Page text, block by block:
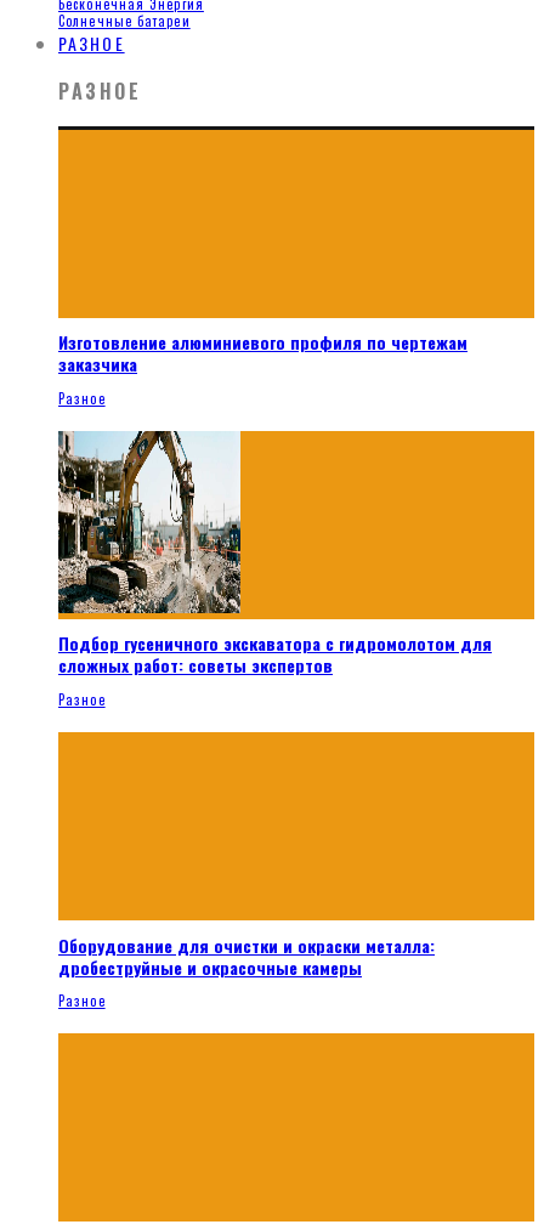
Бесконечная Энергия
Солнечные батареи
РАЗНОЕ
РАЗНОЕ
Изготовление алюминиевого профиля по чертежам
заказчика
Разное
Подбор гусеничного экскаватора с гидромолотом для
сложных работ: советы экспертов
Разное
Оборудование для очистки и окраски металла:
дробеструйные и окрасочные камеры
Разное